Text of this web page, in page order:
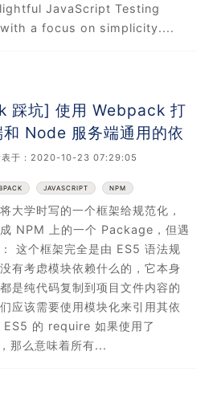
JavaScript Testing
a focus on simplicity....
踩坑] 使用 Webpack 打
Node 服务端通用的依
表于：2020-10-23 07:29:05
JAVASCRIPT NPM
大学时写的一个框架给规范化，
NPM 上的一个 Package，但遇
这个框架完全是由 ES5 语法规
有考虑模块依赖什么的，它本身
是纯代码复制到项目文件内容的
应该需要使用模块化来引用其依
ES5 的 require 如果使用了
那么意味着所有...